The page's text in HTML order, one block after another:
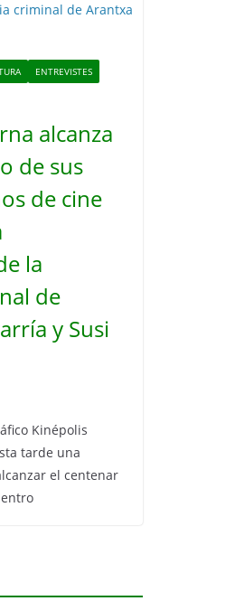
ENTREVISTES
alcanza
de sus
de cine
la
de
y Susi
Kinépolis
tarde una
el centenar